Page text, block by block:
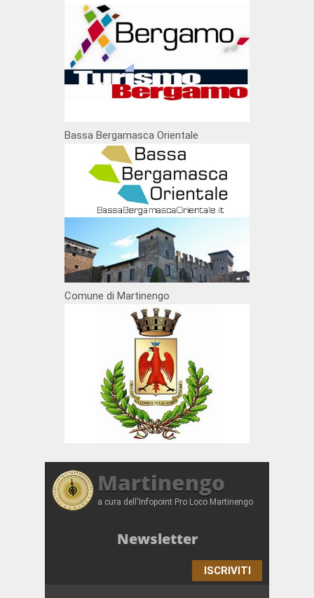
Bassa Bergamasca Orientale
Comune di Martinengo
Martinengo
a cura dell'Infopoint Pro Loco Martinengo
Newsletter
ISCRIVITI